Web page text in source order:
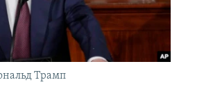
Трамп